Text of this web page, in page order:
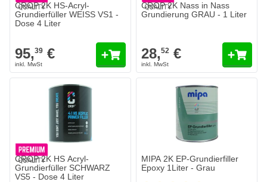
CROP 2K HS-Acryl-
Grundierfüller WEISS VS1 -
Dose 4 Liter
95,39 €
CROP 2K Nass in Nass
Grundierung GRAU - 1 Liter
28,52 €
CROP 2K HS Acryl-
Grundierfüller SCHWARZ
VS5 - Dose 4 Liter
MIPA 2K EP-Grundierfiller
Epoxy 1Liter - Grau